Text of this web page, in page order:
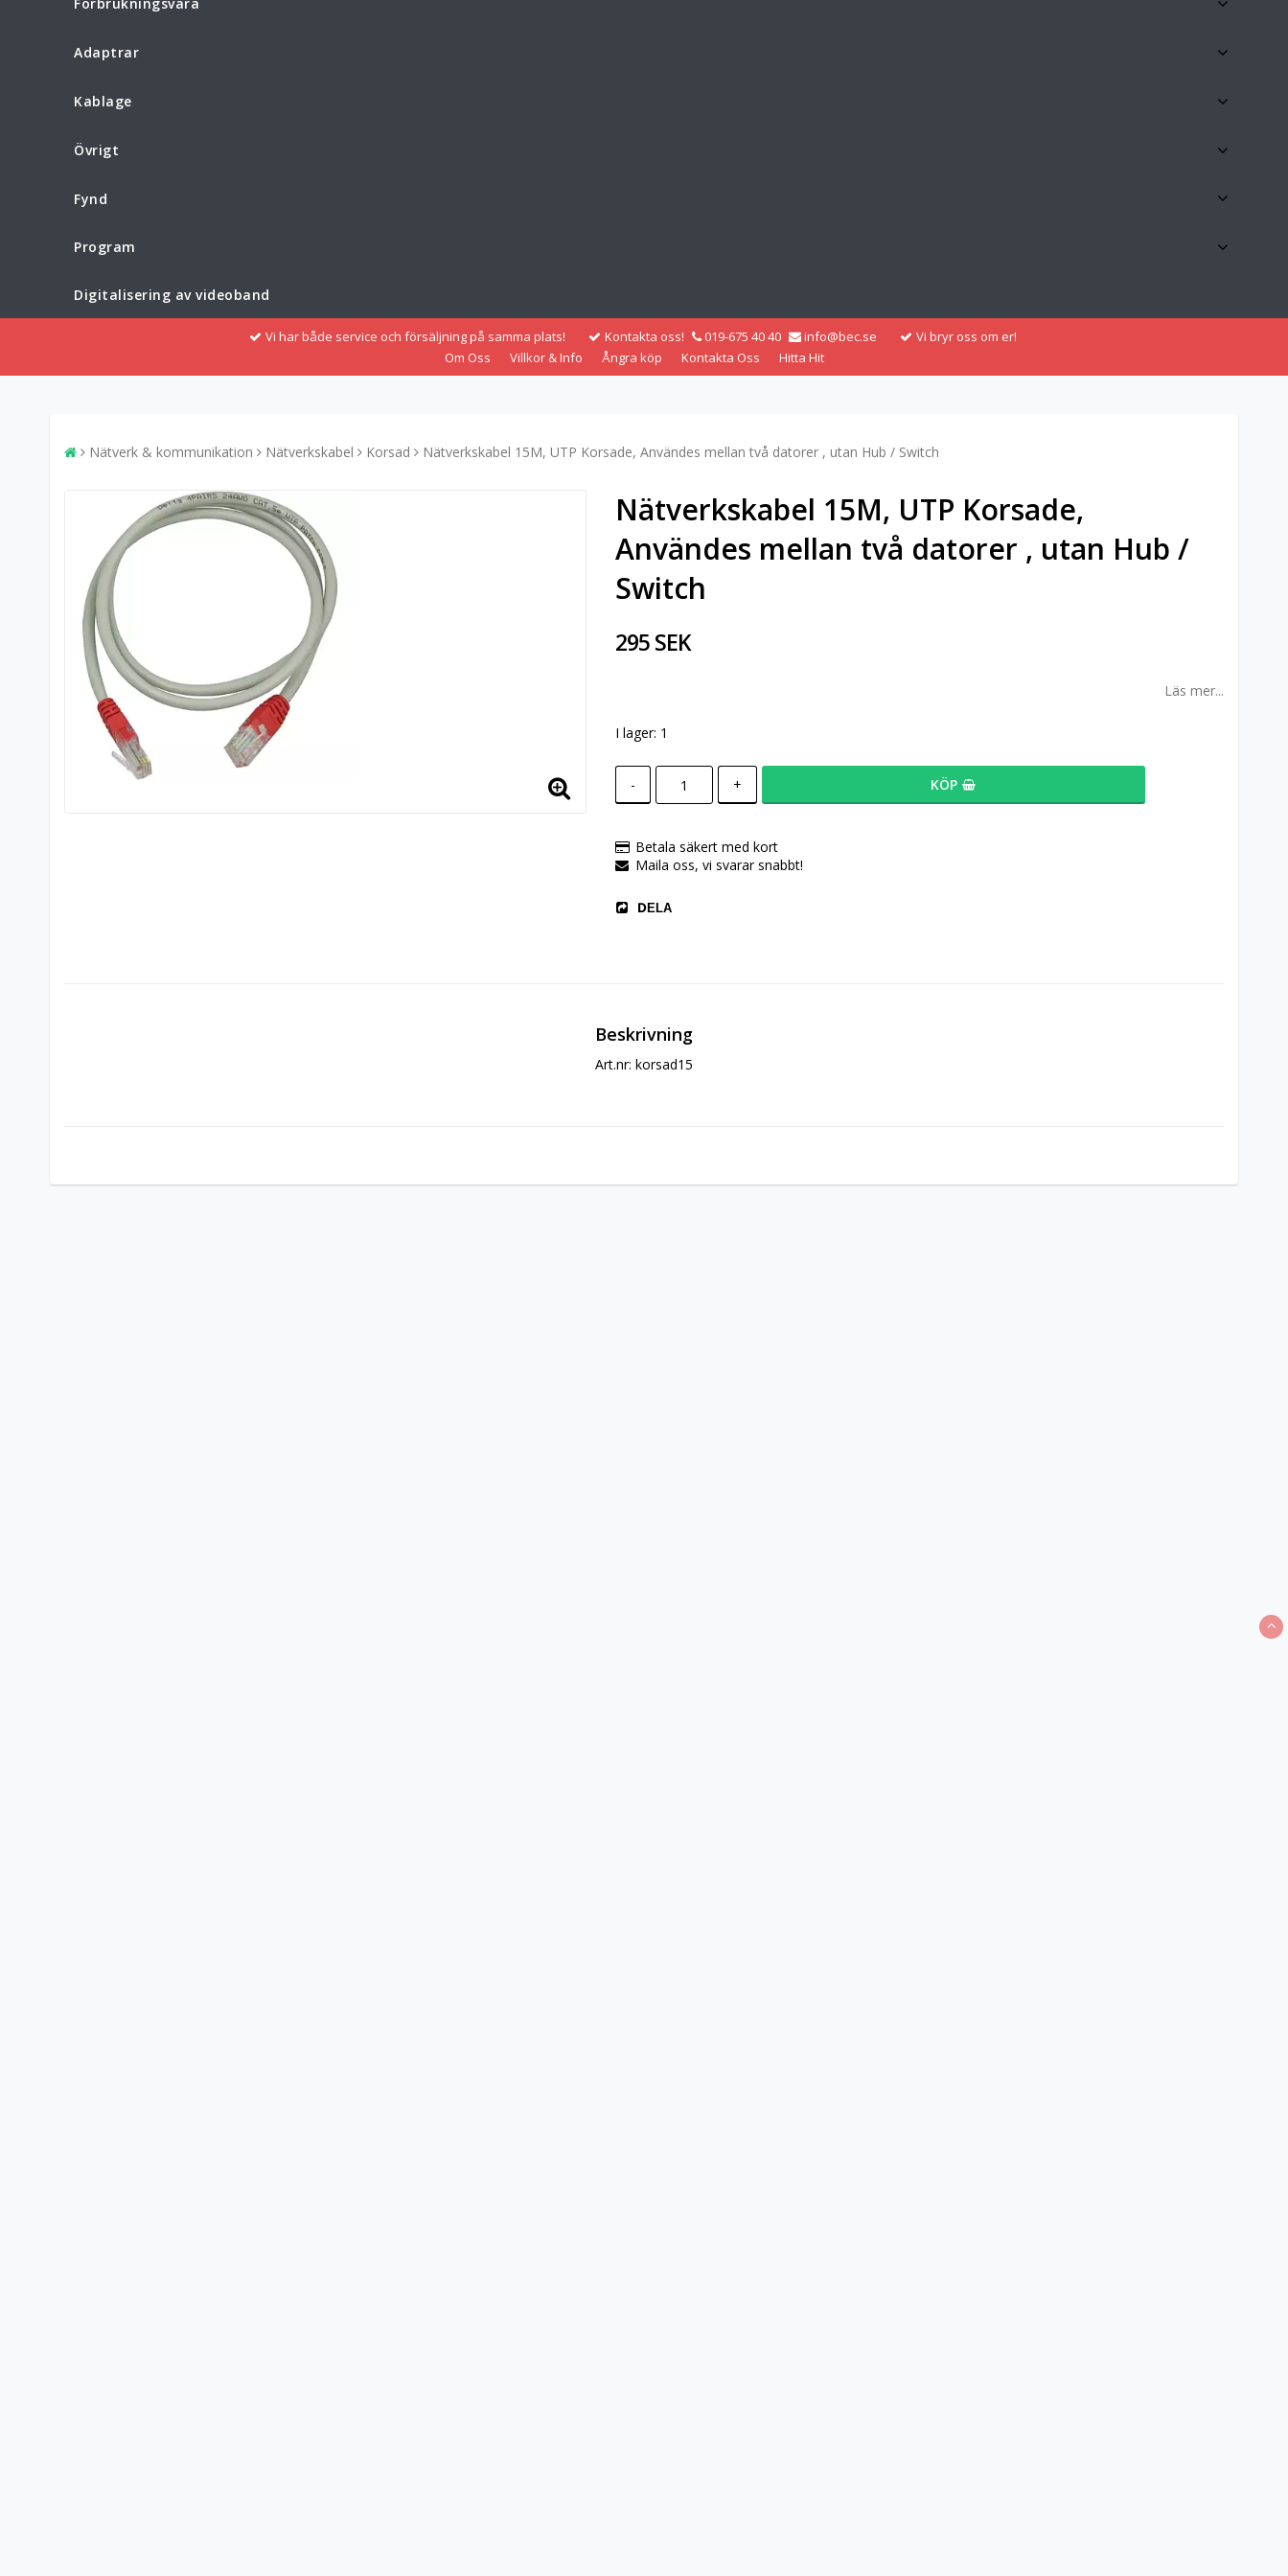
Förbrukningsvara
Adaptrar
Kablage
Övrigt
Fynd
Program
Digitalisering av videoband
Vi har både service och försäljning på samma plats! Kontakta oss! 019-675 40 40 info@bec.se
Vi bryr oss om er!
Om Oss
Villkor & Info Ångra köp Kontakta Oss Hitta Hit
Nätverk & kommunikation Nätverkskabel Korsad Nätverkskabel 15M, UTP Korsade, Användes mellan två datorer , utan Hub / Switch
Nätverkskabel 15M, UTP Korsade,
Användes mellan två datorer , utan Hub /
Switch
295 SEK
Läs mer...
I lager: 1
- + KÖP
Betala säkert med kort
Maila oss, vi svarar snabbt!
DELA
Beskrivning
Art.nr: korsad15